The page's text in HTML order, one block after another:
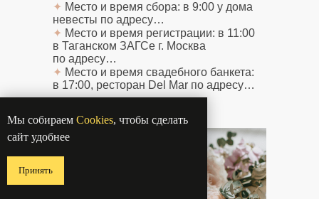
✦ Место и время сбора: в 9:00 у дома
невесты по адресу…
✦ Место и время регистрации: в 11:00
в Таганском ЗАГСе г. Москва
по адресу…
✦ Место и время свадебного банкета:
в 17:00, ресторан Del Mar по адресу…
Мы собираем Cookies, чтобы сделать
сайт удобнее
Принять